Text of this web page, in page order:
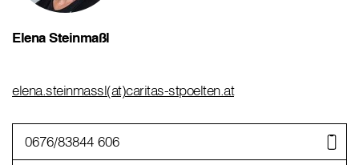
Elena Steinmaßl
elena.steinmassl(at)caritas-stpoelten.at
0676/83844 606